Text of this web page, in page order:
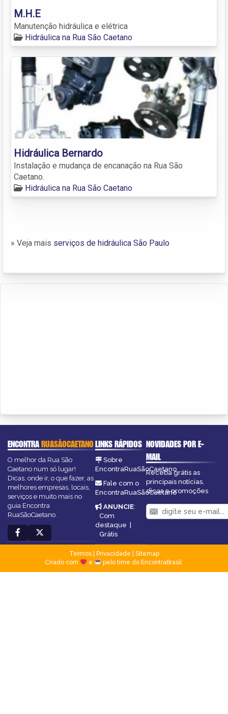
M.H.E
Manutenção hidráulica e elétrica
Hidráulica na Rua São Caetano
Hidráulica Bernardo
Instalação e mudança de encanação na Rua São
Caetano.
Hidráulica na Rua São Caetano
» Veja mais serviços de hidráulica São Paulo
ENCONTRARUASÃOCAETANO
O melhor da Rua São
Caetano num só lugar!
Dicas, onde ir, o que fazer, as
melhores empresas, locais,
serviços e muito mais no
guia Encontra
RuaSãoCaetano.
LINKS RÁPIDOS
Sobre
EncontraRuaSãoCaetano
Fale com o
EncontraRuaSãoCaetano
ANUNCIE:
Com
destaque |
Grátis
NOVIDADES POR E-
MAIL
Receba grátis as
principais notícias,
dicas e promoções
Termos| Privacidade
Sitemap
Criado com
e pelo time do EncontraBrasil